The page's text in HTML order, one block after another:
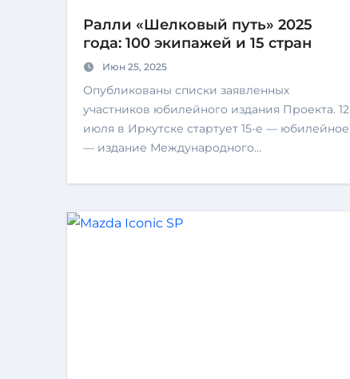
Ралли «Шелковый путь» 2025
года: 100 экипажей и 15 стран
Июн 25, 2025
Опубликованы списки заявленных
участников юбилейного издания Проекта. 12
июля в Иркутске стартует 15-е — юбилейное
— издание Международного…